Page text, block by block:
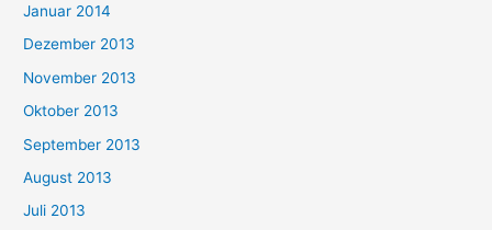
Januar 2014
Dezember 2013
November 2013
Oktober 2013
September 2013
August 2013
Juli 2013